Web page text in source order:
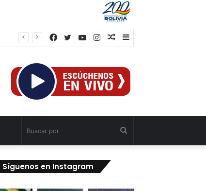
Barra
Publicación
azar
Instagram
YouTube
Twitter
Facebook
Síguenos en Instagram